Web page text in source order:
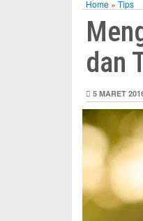
Home » Tips
dan
5 MARET